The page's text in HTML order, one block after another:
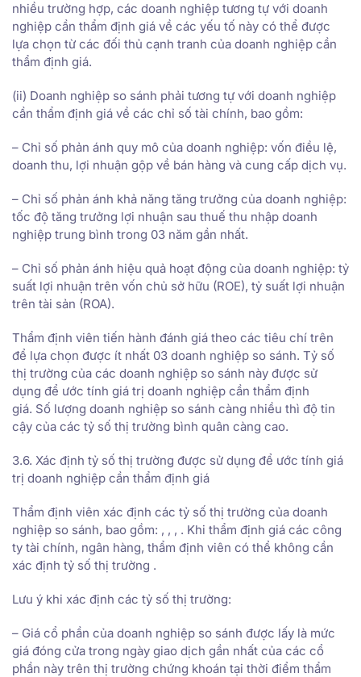
nhiều trường hợp, các doanh nghiệp tương tự với doanh
nghiệp cần thẩm định giá về các yếu tố này có thể được
lựa chọn từ các đối thủ cạnh tranh của doanh nghiệp cần
thẩm định giá.
(ii) Doanh nghiệp so sánh phải tương tự với doanh nghiệp
cần thẩm định giá về các chỉ số tài chính, bao gồm:
– Chỉ số phản ánh quy mô của doanh nghiệp: vốn điều lệ,
doanh thu, lợi nhuận gộp về bán hàng và cung cấp dịch vụ.
– Chỉ số phản ánh khả năng tăng trưởng của doanh nghiệp:
tốc độ tăng trưởng lợi nhuận sau thuế thu nhập doanh
nghiệp trung bình trong 03 năm gần nhất.
– Chỉ số phản ánh hiệu quả hoạt động của doanh nghiệp: tỷ
suất lợi nhuận trên vốn chủ sở hữu (ROE), tỷ suất lợi nhuận
trên tài sản (ROA).
Thẩm định viên tiến hành đánh giá theo các tiêu chí trên
để lựa chọn được ít nhất 03 doanh nghiệp so sánh. Tỷ số
thị trường của các doanh nghiệp so sánh này được sử
dụng để ước tính giá trị doanh nghiệp cần thẩm định
giá. Số lượng doanh nghiệp so sánh càng nhiều thì độ tin
cậy của các tỷ số thị trường bình quân càng cao.
3.6. Xác định tỷ số thị trường được sử dụng để ước tính giá
trị doanh nghiệp cần thẩm định giá
Thẩm định viên xác định các tỷ số thị trường của doanh
nghiệp so sánh, bao gồm: , , , . Khi thẩm định giá các công
ty tài chính, ngân hàng, thẩm định viên có thể không cần
xác định tỷ số thị trường .
Lưu ý khi xác định các tỷ số thị trường:
– Giá cổ phần của doanh nghiệp so sánh được lấy là mức
giá đóng cửa trong ngày giao dịch gần nhất của các cổ
phần này trên thị trường chứng khoán tại thời điểm thẩm